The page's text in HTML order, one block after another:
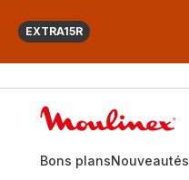
EXTRA15R
Bons plansNouveautés